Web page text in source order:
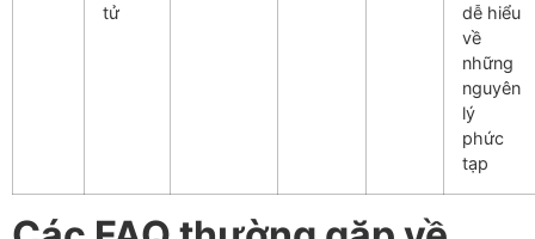
tử
dễ hiểu
về
những
nguyên
lý
phức
tạp